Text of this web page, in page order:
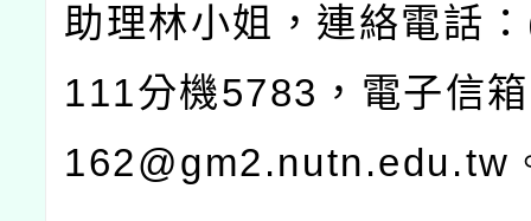
助理林小姐，連絡電話：
111分機5783 ，電子信
162@gm2.nutn.edu.tw